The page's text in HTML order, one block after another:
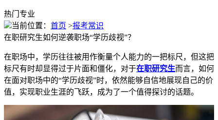
热门专业
当前位置： 首页 >报考常识
在职研究生如何逆袭职场“学历歧视”？
在职场中，学历往往被用作衡量个人能力的一把标尺，但这把
标尺有时却显得过于片面和僵化，对于在职研究生而言，如何
在面对职场中的“学历歧视”时，依然能够自信地展现自己的价
值，实现职业生涯的飞跃，成为了一个值得探讨的话题。